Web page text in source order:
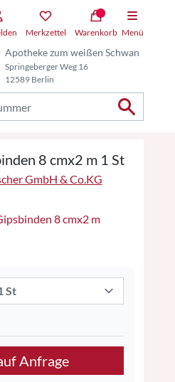
Merkzettel Warenkorb Menü
Apotheke zum weißen Schwan
Springeberger Weg 16
12589 Berlin
8 cmx2 m 1 St
GmbH & Co.KG
St
Anfrage